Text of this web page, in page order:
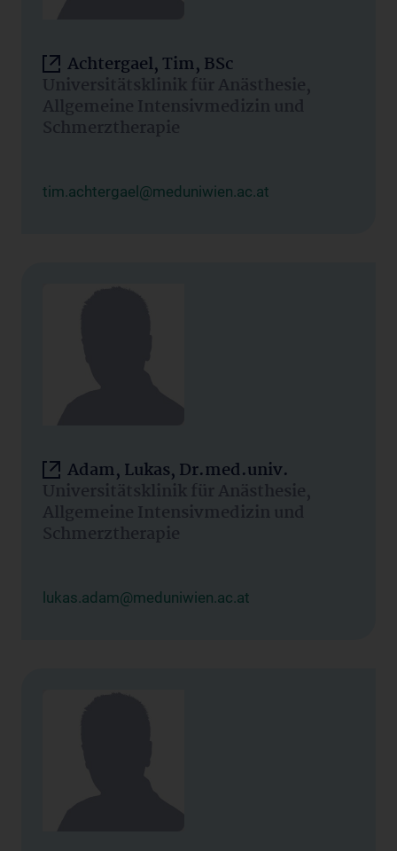
Achtergael, Tim, BSc
Universitätsklinik für Anästhesie,
Allgemeine Intensivmedizin und
Schmerztherapie
tim.achtergael@meduniwien.ac.at
Adam, Lukas, Dr.med.univ.
Universitätsklinik für Anästhesie,
Allgemeine Intensivmedizin und
Schmerztherapie
lukas.adam@meduniwien.ac.at